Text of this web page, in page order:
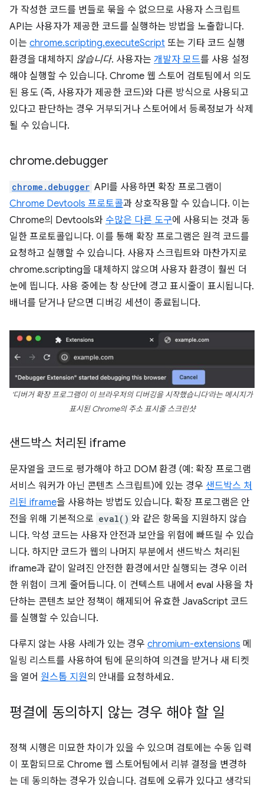
가 작성한 코드를 번들로 묶을 수 없으므로 사용자 스크립트
API는 사용자가 제공한 코드를 실행하는 방법을 노출합니다.
이는 chrome.scripting.executeScript 또는 기타 코드 실행
환경을 대체하지 않습니다. 사용자는 개발자 모드를 사용 설정
해야 실행할 수 있습니다. Chrome 웹 스토어 검토팀에서 의도
된 용도 (즉, 사용자가 제공한 코드)와 다른 방식으로 사용되고
있다고 판단하는 경우 거부되거나 스토어에서 등록정보가 삭제
될 수 있습니다.
chrome.debugger
chrome.debugger API를 사용하면 확장 프로그램이
Chrome Devtools 프로토콜과 상호작용할 수 있습니다. 이는
Chrome의 Devtools와 수많은 다른 도구에 사용되는 것과 동
일한 프로토콜입니다. 이를 통해 확장 프로그램은 원격 코드를
요청하고 실행할 수 있습니다. 사용자 스크립트와 마찬가지로
chrome.scripting을 대체하지 않으며 사용자 환경이 훨씬 더
눈에 띕니다. 사용 중에는 창 상단에 경고 표시줄이 표시됩니다.
배너를 닫거나 닫으면 디버깅 세션이 종료됩니다.
'디버거 확장 프로그램이 이 브라우저의 디버깅을 시작했습니다'라는 메시지가
표시된 Chrome의 주소 표시줄 스크린샷
샌드박스 처리된 iframe
문자열을 코드로 평가해야 하고 DOM 환경 (예: 확장 프로그램
서비스 워커가 아닌 콘텐츠 스크립트)에 있는 경우 샌드박스 처
리된 iframe을 사용하는 방법도 있습니다. 확장 프로그램은 안
전을 위해 기본적으로 eval() 와 같은 항목을 지원하지 않습
니다. 악성 코드는 사용자 안전과 보안을 위험에 빠뜨릴 수 있습
니다. 하지만 코드가 웹의 나머지 부분에서 샌드박스 처리된
iframe과 같이 알려진 안전한 환경에서만 실행되는 경우 이러
한 위험이 크게 줄어듭니다. 이 컨텍스트 내에서 eval 사용을 차
단하는 콘텐츠 보안 정책이 해제되어 유효한 JavaScript 코드
를 실행할 수 있습니다.
다루지 않는 사용 사례가 있는 경우 chromium-extensions 메
일링 리스트를 사용하여 팀에 문의하여 의견을 받거나 새 티켓
을 열어 원스톱 지원의 안내를 요청하세요.
평결에 동의하지 않는 경우 해야 할 일
정책 시행은 미묘한 차이가 있을 수 있으며 검토에는 수동 입력
이 포함되므로 Chrome 웹 스토어팀에서 리뷰 결정을 변경하
는 데 동의하는 경우가 있습니다. 검토에 오류가 있다고 생각되